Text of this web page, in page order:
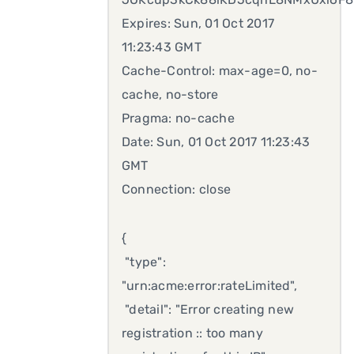
Expires: Sun, 01 Oct 2017
11:23:43 GMT
Cache-Control: max-age=0, no-
cache, no-store
Pragma: no-cache
Date: Sun, 01 Oct 2017 11:23:43
GMT
Connection: close
{
"type":
"urn:acme:error:rateLimited",
"detail": "Error creating new
registration :: too many